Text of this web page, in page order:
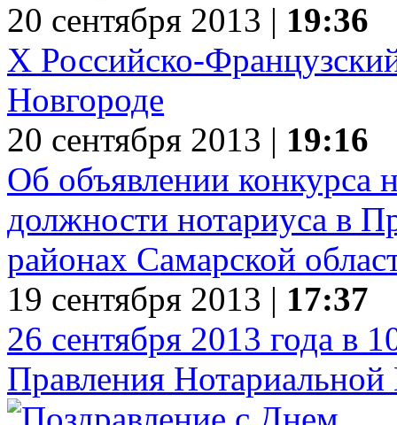
20 сентября 2013 | 19:36
X Российско-
Новгороде
20 сентября 2013 | 19:16
Об объявлении конкурса
должности нотариуса в
районах Самарской
19 сентября 2013 | 17:37
26 сентября 2013 года в
Правления